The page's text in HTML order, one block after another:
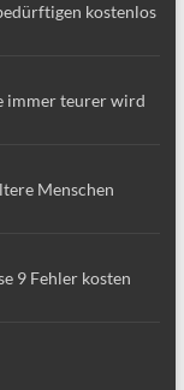
kostenlos
immer teurer wird
Menschen
9 Fehler kosten